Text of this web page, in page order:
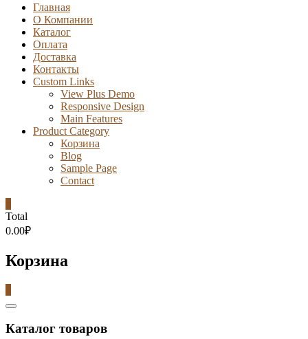
Главная
О Компании
Каталог
Оплата
Доставка
Контакты
Custom Links
View Plus Demo
Responsive Design
Main Features
Product Category
Корзина
Blog
Sample Page
Contact
Total
0.00₽
Корзина
Catalog
Каталог товаров